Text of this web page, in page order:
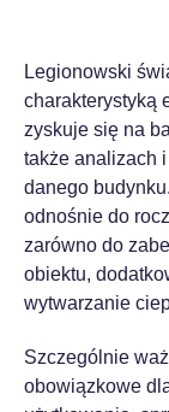
Legionowski
charakterystyką
zyskuje się na
także analizach
danego
odnośnie do
zarówno do
obiektu,
wytwarzanie
Szczególnie
obowiązkowe